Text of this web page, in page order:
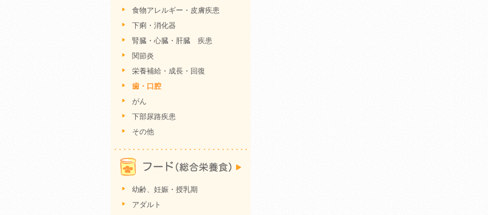
食物アレルギー・皮膚疾患
下痢・消化器
腎臓・心臓・肝臓 疾患
関節炎
栄養補給・成長・回復
歯・口腔
がん
下部尿路疾患
その他
幼齢、妊娠・授乳期
アダルト